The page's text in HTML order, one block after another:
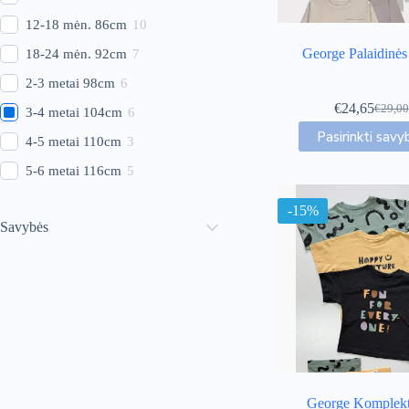
George
€29,00
Original
price
was:
€24,65Current
price
is:
PasirinktiThis
The
may
be
on
the
product
-15%
George
12-18 mėn. 86cm 10
18-24 mėn. 92cm 7
2-3 metai 98cm 6
3-4 metai 104cm 6
4-5 metai 110cm 3
5-6 metai 116cm 5
Savybės